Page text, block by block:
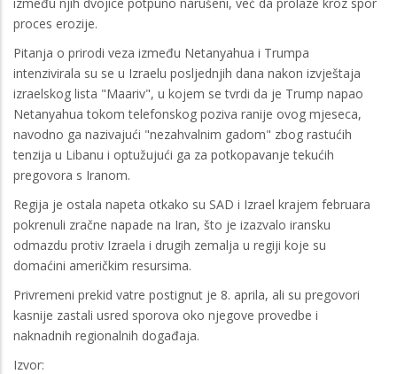
proces erozije.
Pitanja o prirodi veza između Netanyahua i Trumpa
intenzivirala su se u Izraelu posljednjih dana nakon izvještaja
izraelskog lista "Maariv", u kojem se tvrdi da je Trump napao
Netanyahua tokom telefonskog poziva ranije ovog mjeseca,
navodno ga nazivajući "nezahvalnim gadom" zbog rastućih
tenzija u Libanu i optužujući ga za potkopavanje tekućih
pregovora s Iranom.
Regija je ostala napeta otkako su SAD i Izrael krajem februara
pokrenuli zračne napade na Iran, što je izazvalo iransku
odmazdu protiv Izraela i drugih zemalja u regiji koje su
domaćini američkim resursima.
Privremeni prekid vatre postignut je 8. aprila, ali su pregovori
kasnije zastali usred sporova oko njegove provedbe i
naknadnih regionalnih događaja.
Izvor: